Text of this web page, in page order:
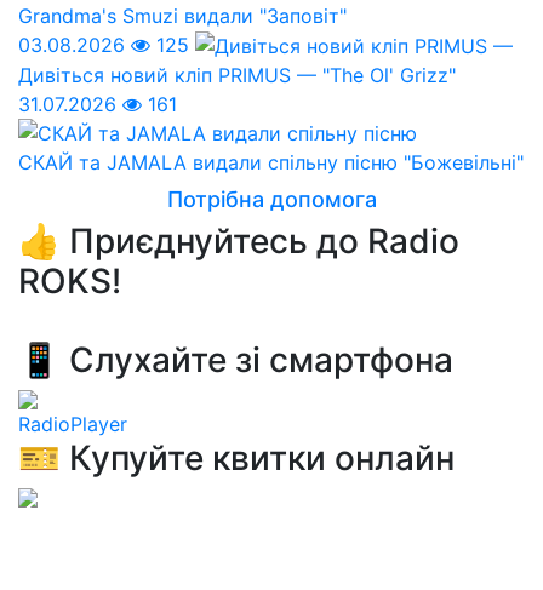
Grandma's Smuzi видали "Заповіт"
03.08.2026
125
Дивіться новий кліп PRIMUS — "The Ol' Grizz"
31.07.2026
161
СКАЙ та JAMALA видали спільну пісню "Божевільні"
Потрібна допомога
👍 Приєднуйтесь до Radio
ROKS!
📱 Слухайте зі смартфона
RadioPlayer
🎫 Купуйте квитки онлайн